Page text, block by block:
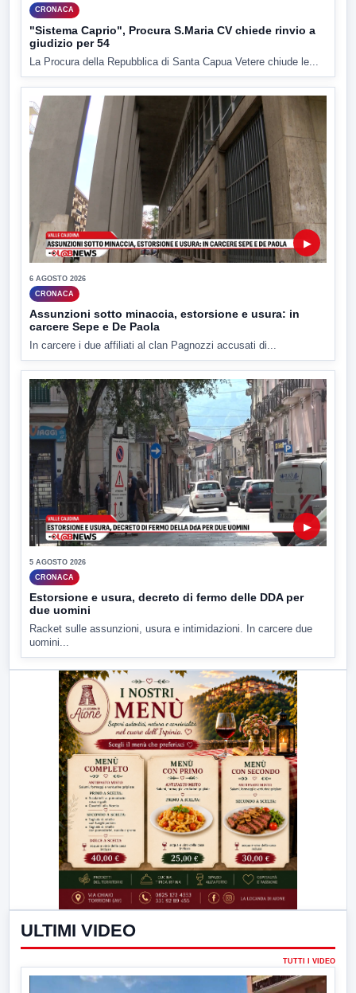
CRONACA
"Sistema Caprio", Procura S.Maria CV chiede rinvio a
giudizio per 54
La Procura della Repubblica di Santa Capua Vetere chiude le...
▶
6 AGOSTO 2026
CRONACA
Assunzioni sotto minaccia, estorsione e usura: in
carcere Sepe e De Paola
In carcere i due affiliati al clan Pagnozzi accusati di...
▶
5 AGOSTO 2026
CRONACA
Estorsione e usura, decreto di fermo delle DDA per
due uomini
Racket sulle assunzioni, usura e intimidazioni. In carcere due
uomini...
ULTIMI VIDEO
TUTTI I VIDEO